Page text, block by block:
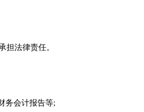
担法律责任。
务会计报告等;